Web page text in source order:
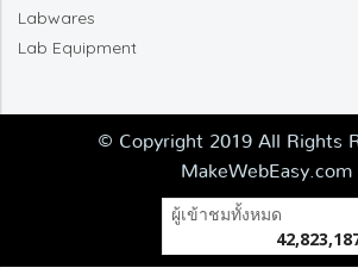
Labwares
Lab Equipment
© Copyright 2019 All Rights
MakeWebEasy.com
ผู้เข้าชมทั้งหมด